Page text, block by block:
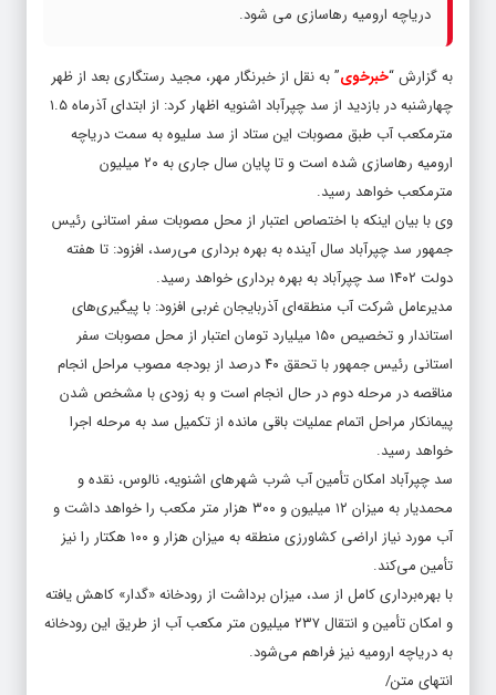
دریاچه ارومیه رهاسازی می شود.
به گزارش “خبرخوی” به نقل از خبرنگار مهر، مجید رستگاری بعد از ظهر
چهارشنبه در بازدید از سد چپرآباد اشنویه اظهار کرد: از ابتدای آذرماه ۱.۵
مترمکعب آب طبق مصوبات این ستاد از سد سلیوه به سمت دریاچه
ارومیه رهاسازی شده است و تا پایان سال جاری به ۲۰ میلیون
مترمکعب خواهد رسید.
وی با بیان اینکه با اختصاص اعتبار از محل مصوبات سفر استانی رئیس
جمهور سد چپرآباد سال آینده به بهره برداری می‌رسد، افزود: تا هفته
دولت ۱۴۰۲ سد چپرآباد به بهره برداری خواهد رسید.
مدیرعامل شرکت آب منطقه‌ای آذربایجان غربی افزود: با پیگیری‌های
استاندار و تخصیص ۱۵۰ میلیارد تومان اعتبار از محل مصوبات سفر
استانی رئیس جمهور با تحقق ۴۰ درصد از بودجه مصوب مراحل انجام
مناقصه در مرحله دوم در حال انجام است و به زودی با مشخص شدن
پیمانکار مراحل اتمام عملیات باقی مانده از تکمیل سد به مرحله اجرا
خواهد رسید.
سد چپرآباد امکان تأمین آب شرب شهرهای اشنویه، نالوس، نقده و
محمدیار به میزان ۱۲ میلیون و ۳۰۰ هزار متر مکعب را خواهد داشت و
آب مورد نیاز اراضی کشاورزی منطقه به میزان هزار و ۱۰۰ هکتار را نیز
تأمین می‌کند.
با بهره‌برداری کامل از سد، میزان برداشت از رودخانه «گدار» کاهش یافته
و امکان تأمین و انتقال ۲۳۷ میلیون متر مکعب آب از طریق این رودخانه
به دریاچه ارومیه نیز فراهم می‌شود.
انتهای متن/